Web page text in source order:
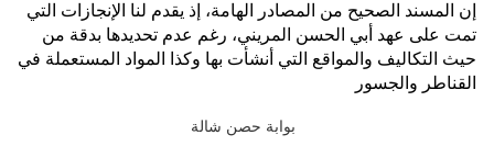
إن المسند الصحيح من المصادر الهامة، إذ يقدم لنا الإنجازات التي
تمت على عهد أبي الحسن المريني، رغم عدم تحديدها بدقة من
حيث التكاليف والمواقع التي أنشأت بها وكذا المواد المستعملة في
القناطر والجسور